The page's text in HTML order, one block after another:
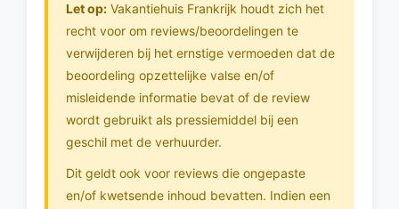
Let op: Vakantiehuis Frankrijk houdt zich het
recht voor om reviews/beoordelingen te
verwijderen bij het ernstige vermoeden dat de
beoordeling opzettelijke valse en/of
misleidende informatie bevat of de review
wordt gebruikt als pressiemiddel bij een
geschil met de verhuurder.
Dit geldt ook voor reviews die ongepaste
en/of kwetsende inhoud bevatten. Indien een